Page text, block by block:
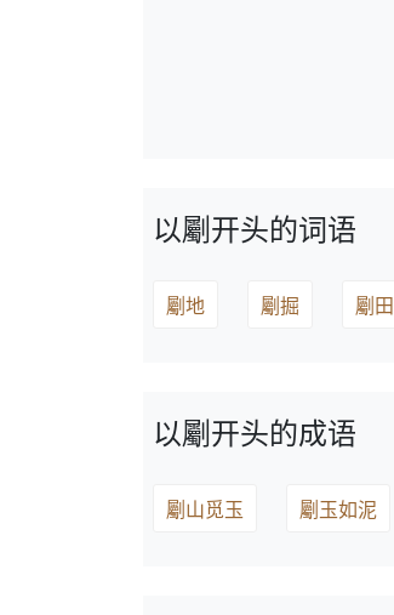
以劚开头的词语
劚地 劚掘 劚田
以劚开头的成语
劚山觅玉 劚玉如泥